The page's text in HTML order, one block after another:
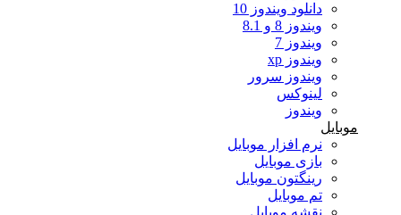
دانلود ویندوز 10
ویندوز 8 و 8.1
ویندوز 7
ویندوز xp
ویندوز سرور
لینوکس
ویندوز
نرم افزار موبایل
بازی موبایل
رینگتون موبایل
تم موبایل
نقشه موبایل